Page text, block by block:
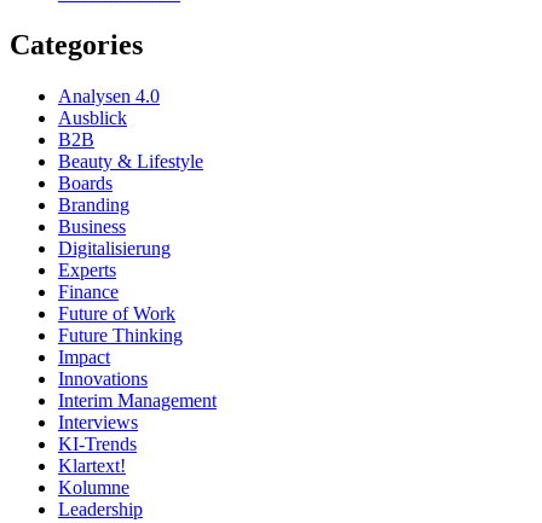
Categories
Analysen 4.0
Ausblick
B2B
Beauty & Lifestyle
Boards
Branding
Business
Digitalisierung
Experts
Finance
Future of Work
Future Thinking
Impact
Innovations
Interim Management
Interviews
KI-Trends
Klartext!
Kolumne
Leadership